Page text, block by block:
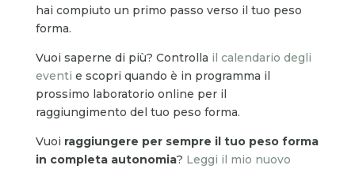
hai compiuto un primo passo verso il tuo peso
forma.
Vuoi saperne di più? Controlla il calendario degli
eventi e scopri quando è in programma il
prossimo laboratorio online per il
raggiungimento del tuo peso forma.
Vuoi raggiungere per sempre il tuo peso forma
in completa autonomia? Leggi il mio nuovo